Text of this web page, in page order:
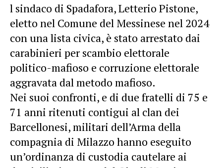
l sindaco di Spadafora, Letterio Pistone,
eletto nel Comune del Messinese nel 2024
con una lista civica, è stato arrestato dai
carabinieri perscambio elettorale
politico-mafioso e corruzione elettorale
aggravata dal metodo mafioso.
Nei suoi confronti, e di due fratelli di 75 e
71 anni ritenuti contigui al clan dei
Barcellonesi, militari dell’Arma della
compagnia di Milazzo hanno eseguito
un’ordinanza di custodia cautelare ai